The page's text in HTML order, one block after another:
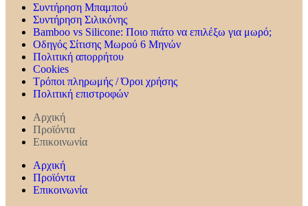
Συντήρηση Mπαμπού
Συντήρηση Σιλικόνης
Bamboo vs Silicone: Ποιο πιάτο να επιλέξω για μωρό;
Οδηγός Σίτισης Μωρού 6 Μηνών
Πολιτική απορρήτου
Cookies
Τρόποι πληρωμής / Όροι χρήσης
Πολιτική επιστροφών
Αρχική
Προϊόντα
Επικοινωνία
Αρχική
Προϊόντα
Επικοινωνία